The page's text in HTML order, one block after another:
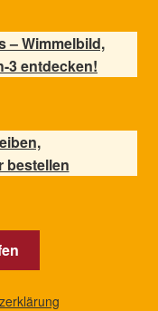
– Wimmelbild,
3 entdecken!
bestellen